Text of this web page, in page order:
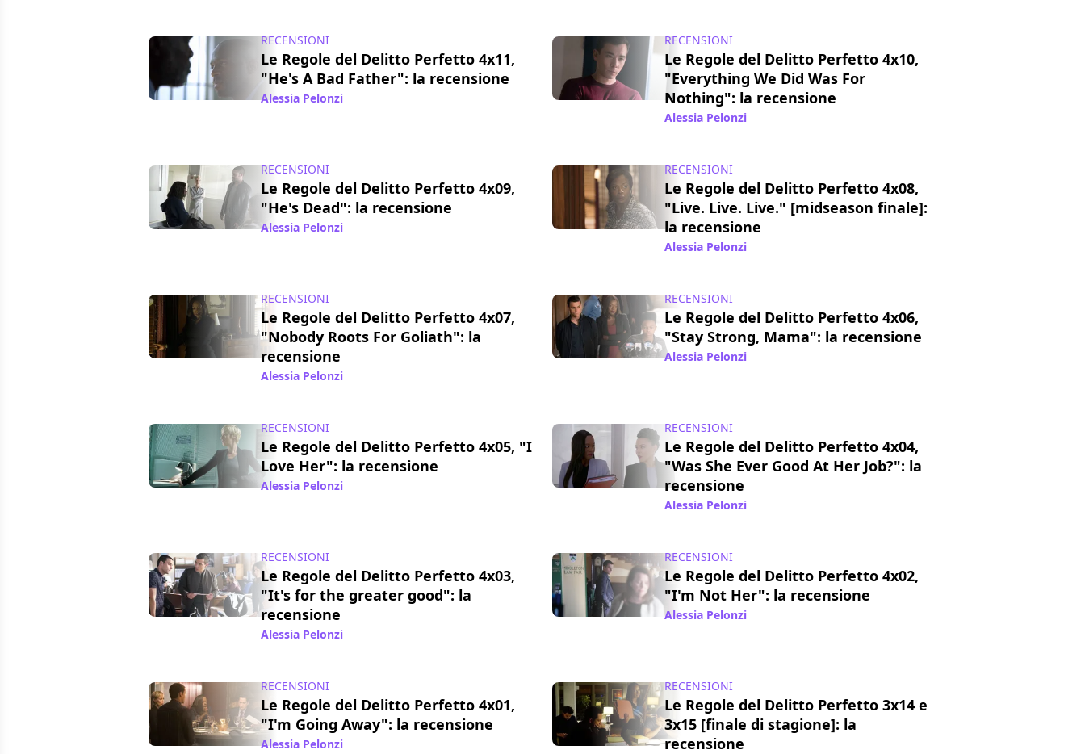
RECENSIONI
Le Regole del Delitto Perfetto 4x11,
"He's A Bad Father": la recensione
Alessia Pelonzi
RECENSIONI
Le Regole del Delitto Perfetto 4x10,
"Everything We Did Was For
Nothing": la recensione
Alessia Pelonzi
RECENSIONI
Le Regole del Delitto Perfetto 4x09,
"He's Dead": la recensione
Alessia Pelonzi
RECENSIONI
Le Regole del Delitto Perfetto 4x08,
"Live. Live. Live." [midseason finale]:
la recensione
Alessia Pelonzi
RECENSIONI
Le Regole del Delitto Perfetto 4x07,
"Nobody Roots For Goliath": la
recensione
Alessia Pelonzi
RECENSIONI
Le Regole del Delitto Perfetto 4x06,
"Stay Strong, Mama": la recensione
Alessia Pelonzi
RECENSIONI
Le Regole del Delitto Perfetto 4x05, "I
Love Her": la recensione
Alessia Pelonzi
RECENSIONI
Le Regole del Delitto Perfetto 4x04,
"Was She Ever Good At Her Job?": la
recensione
Alessia Pelonzi
RECENSIONI
Le Regole del Delitto Perfetto 4x03,
"It's for the greater good": la
recensione
Alessia Pelonzi
RECENSIONI
Le Regole del Delitto Perfetto 4x02,
"I'm Not Her": la recensione
Alessia Pelonzi
RECENSIONI
Le Regole del Delitto Perfetto 4x01,
"I'm Going Away": la recensione
Alessia Pelonzi
RECENSIONI
Le Regole del Delitto Perfetto 3x14 e
3x15 [finale di stagione]: la
recensione